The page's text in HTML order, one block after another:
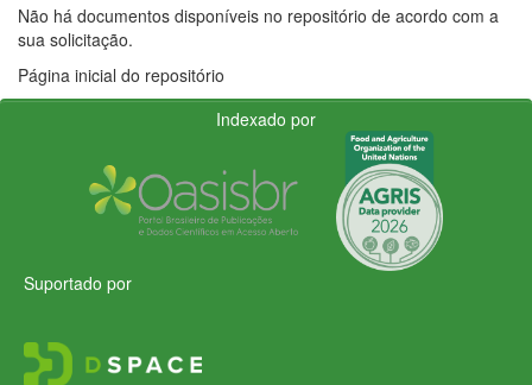
Não há documentos disponíveis no repositório de acordo com a
sua solicitação.
Página inicial do repositório
Indexado por
Suportado por